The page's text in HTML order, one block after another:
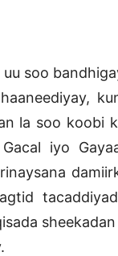
soo
la soo koobi
iyo